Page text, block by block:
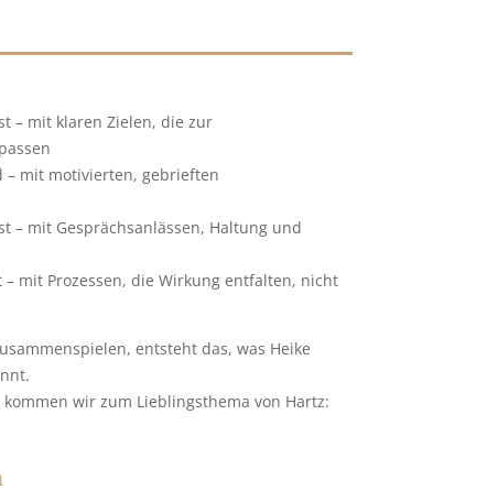
– mit klaren Zielen, die zur
mit motivierten, gebrieften
– mit Gesprächsanlässen, Haltung und
mit Prozessen, die Wirkung entfalten, nicht
entsteht das, was Heike
wir zum Lieblingsthema von Hartz: